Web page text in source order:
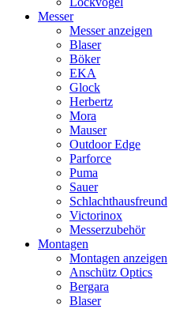
Messer
Messer anzeigen
Blaser
Böker
EKA
Glock
Herbertz
Mora
Mauser
Outdoor Edge
Parforce
Puma
Sauer
Schlachthausfreund
Victorinox
Messerzubehör
Montagen
Montagen anzeigen
Anschütz Optics
Bergara
Blaser